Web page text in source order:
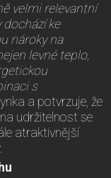
velmi relevantní
dochází ke
nároky na
levné teplo,
s
a potvrzuje, že
udržitelnost se
atraktivnější